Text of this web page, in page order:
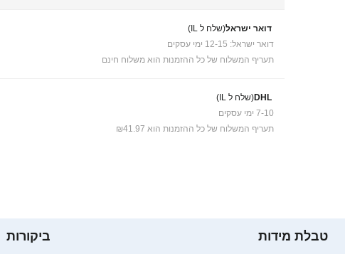
דואר ישראל(שלח ל IL)
דואר ישראל: 12-15 ימי עסקים
תעריף המשלוח של כל ההזמנות הוא משלוח חינם
DHL(שלח ל IL)
7-10 ימי עסקים
תעריף המשלוח של כל ההזמנות הוא ₪41.97
טבלת מידות ביקורות